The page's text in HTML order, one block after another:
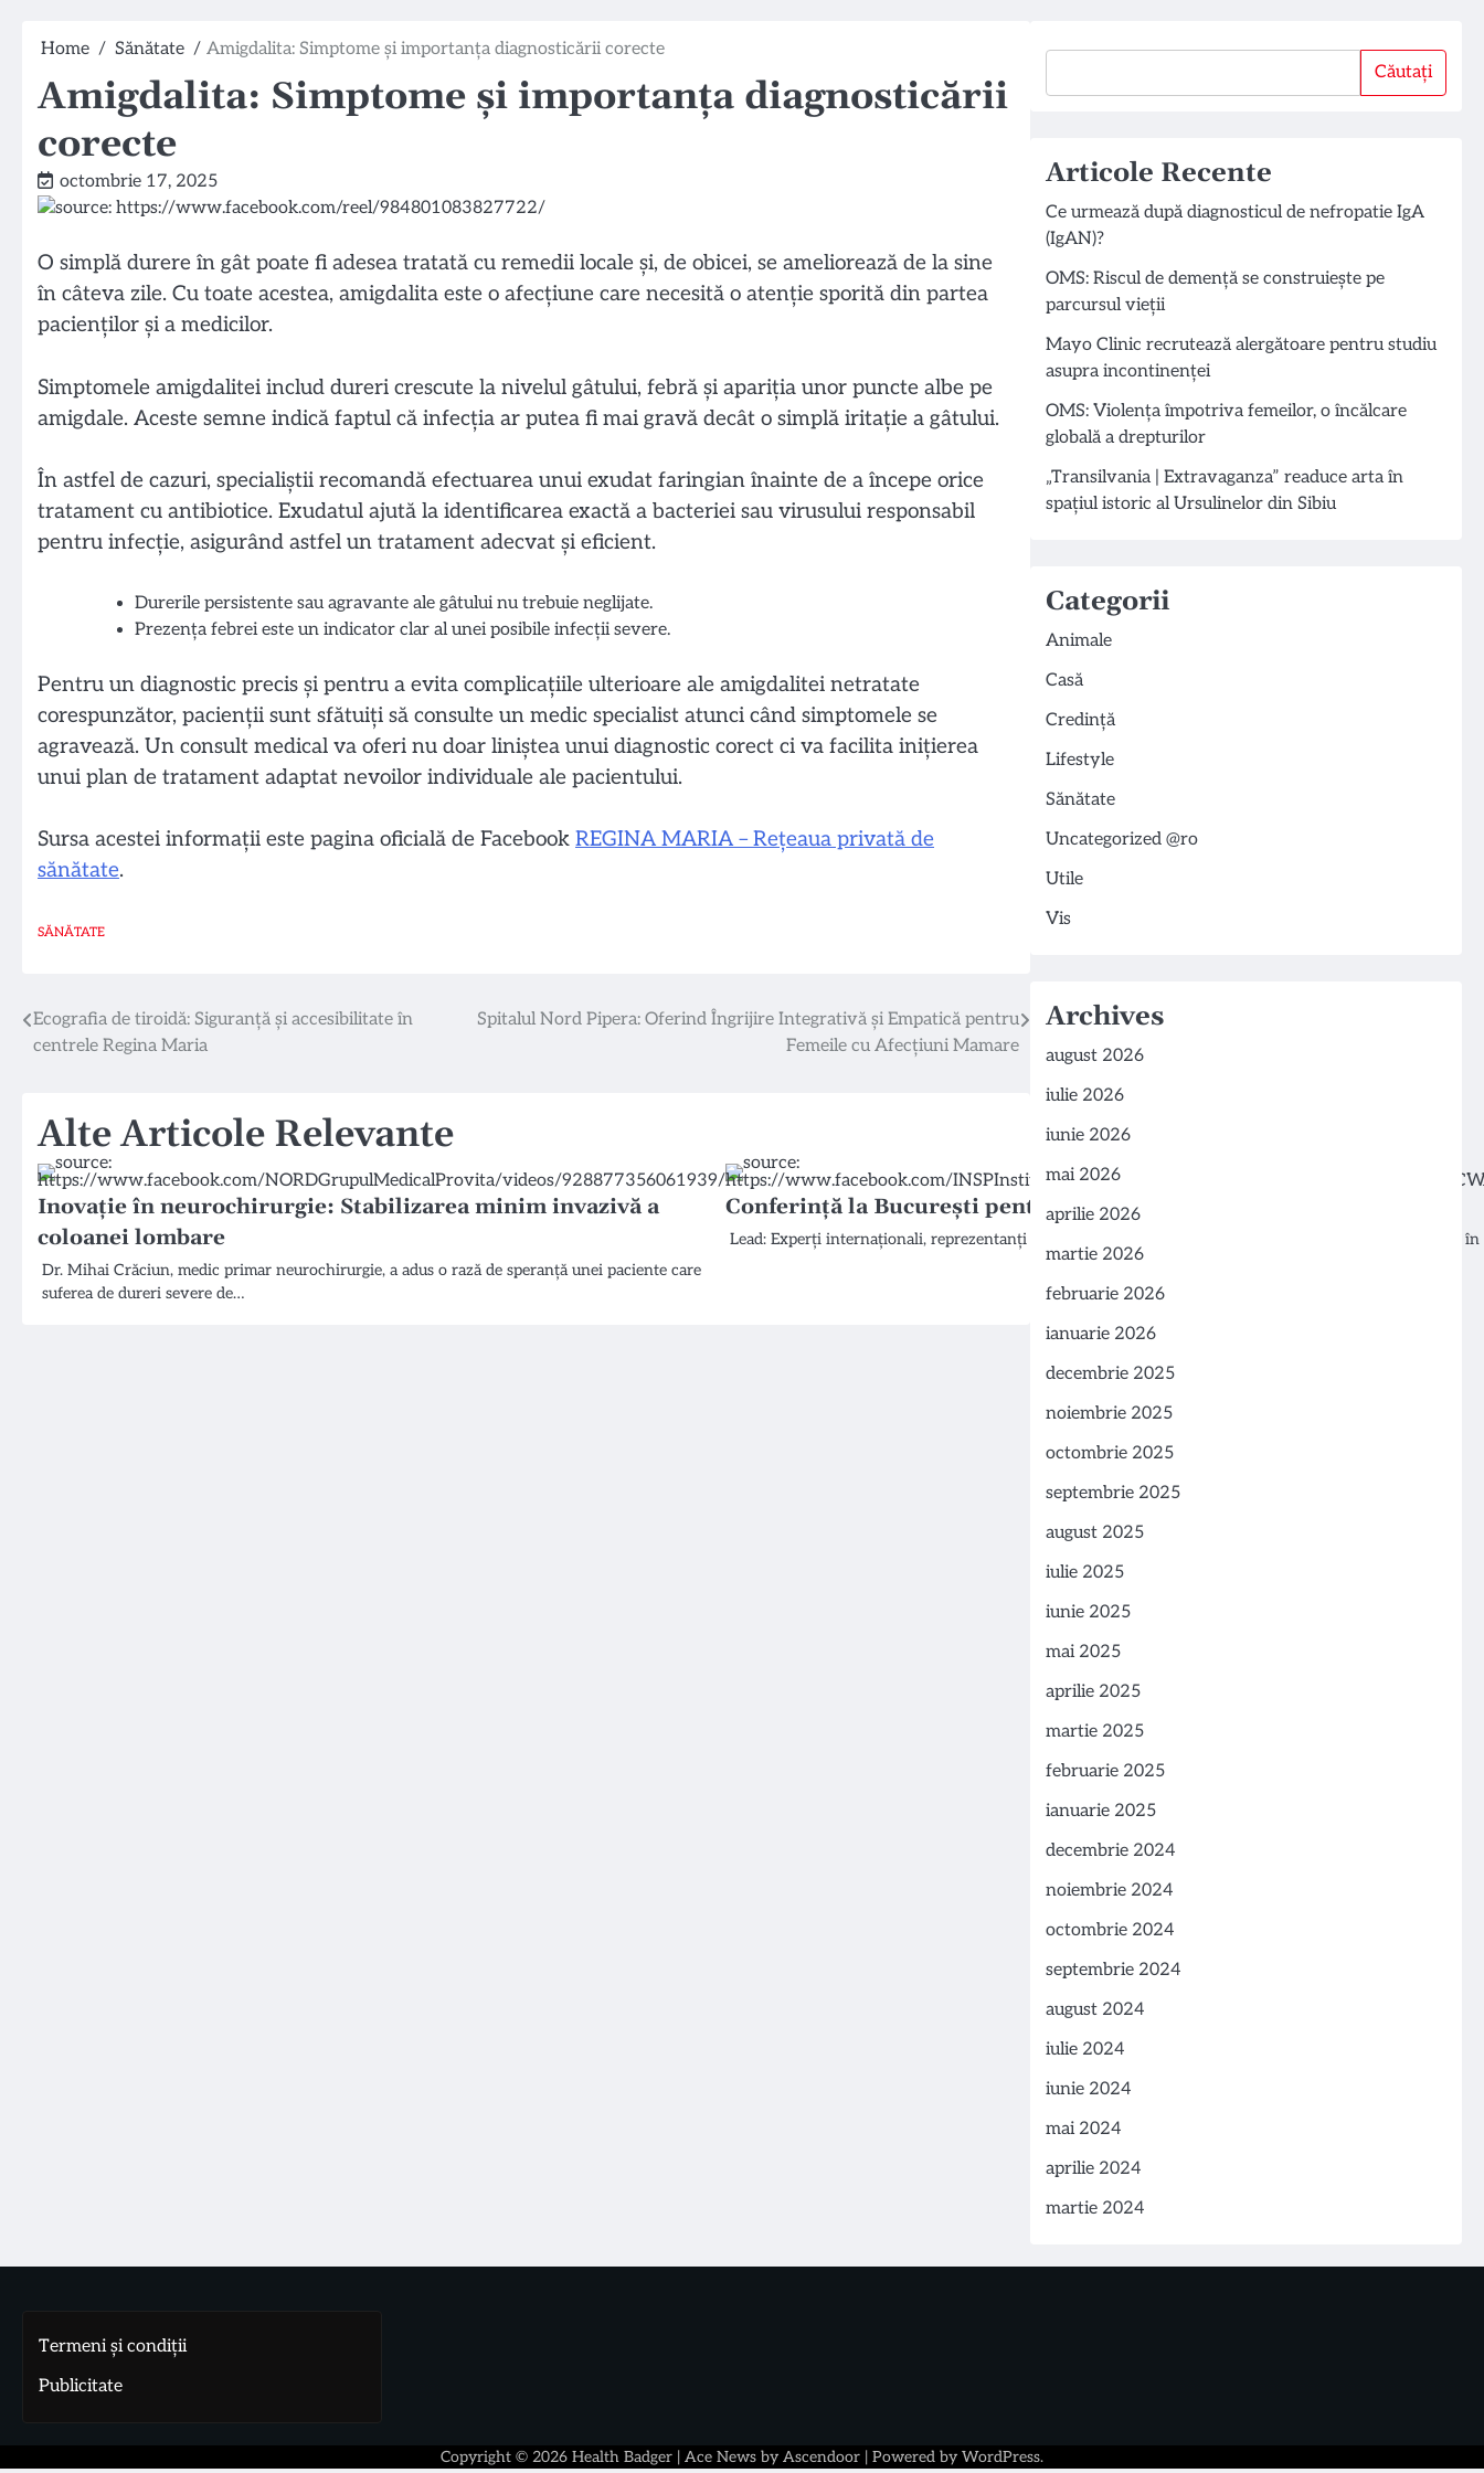
Home Sănătate Amigdalita: Simptome și importanța diagnosticării corecte
Amigdalita: Simptome și importanța diagnosticării
corecte
octombrie 17, 2025
O simplă durere în gât poate fi adesea tratată cu remedii locale și, de obicei, se ameliorează de la sine
în câteva zile. Cu toate acestea, amigdalita este o afecțiune care necesită o atenție sporită din partea
pacienților și a medicilor.
Simptomele amigdalitei includ dureri crescute la nivelul gâtului, febră și apariția unor puncte albe pe
amigdale. Aceste semne indică faptul că infecția ar putea fi mai gravă decât o simplă iritație a gâtului.
În astfel de cazuri, specialiștii recomandă efectuarea unui exudat faringian înainte de a începe orice
tratament cu antibiotice. Exudatul ajută la identificarea exactă a bacteriei sau virusului responsabil
pentru infecție, asigurând astfel un tratament adecvat și eficient.
Durerile persistente sau agravante ale gâtului nu trebuie neglijate.
Prezența febrei este un indicator clar al unei posibile infecții severe.
Pentru un diagnostic precis și pentru a evita complicațiile ulterioare ale amigdalitei netratate
corespunzător, pacienții sunt sfătuiți să consulte un medic specialist atunci când simptomele se
agravează. Un consult medical va oferi nu doar liniștea unui diagnostic corect ci va facilita inițierea
unui plan de tratament adaptat nevoilor individuale ale pacientului.
Sursa acestei informații este pagina oficială de Facebook REGINA MARIA – Rețeaua privată de
sănătate.
SĂNĂTATE
Navigare
Ecografia de tiroidă: Siguranță și accesibilitate în
centrele Regina Maria
Spitalul Nord Pipera: Oferind Îngrijire Integrativă și Empatică pentru
Femeile cu Afecțiuni Mamare
Alte Articole Relevante
Inovație în neurochirurgie: Stabilizarea minim invazivă a
coloanei lombare
Dr. Mihai Crăciun, medic primar neurochirurgie, a adus o rază de speranță unei paciente care
suferea de dureri severe de…
Conferință la București pentru încrederea în vaccinare
Lead: Experți internaționali, reprezentanți ai autorităților publice, organizațiilor de pacienți și specialiști
Căutați
Articole Recente
Ce urmează după diagnosticul de nefropatie IgA
(IgAN)?
OMS: Riscul de demență se construiește pe
parcursul vieții
Mayo Clinic recrutează alergătoare pentru studiu
asupra incontinenței
OMS: Violența împotriva femeilor, o încălcare
globală a drepturilor
„Transilvania | Extravaganza” readuce arta în
spațiul istoric al Ursulinelor din Sibiu
Categorii
Animale
Casă
Credință
Lifestyle
Sănătate
Uncategorized @ro
Utile
Vis
Archives
august 2026
iulie 2026
iunie 2026
mai 2026
aprilie 2026
martie 2026
februarie 2026
ianuarie 2026
decembrie 2025
noiembrie 2025
octombrie 2025
septembrie 2025
august 2025
iulie 2025
iunie 2025
mai 2025
aprilie 2025
martie 2025
februarie 2025
ianuarie 2025
decembrie 2024
noiembrie 2024
octombrie 2024
septembrie 2024
august 2024
iulie 2024
iunie 2024
mai 2024
aprilie 2024
martie 2024
Termeni și condiții
Publicitate
Copyright © 2026 Health Badger | Ace News by Ascendoor | Powered by WordPress.